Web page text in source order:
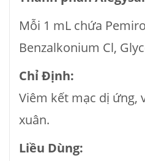
Mỗi 1 mL chứa
Benzalkonium Cl,
Chỉ Định:
Viêm kết mạc dị ứng,
xuân.
Liều Dùng: